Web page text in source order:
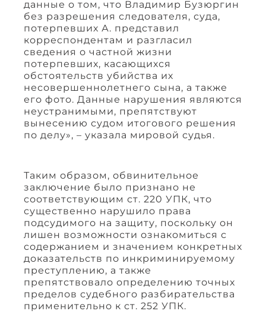
данные о том, что Владимир Бузюргин
без разрешения следователя, суда,
потерпевших А. представил
корреспондентам и разгласил
сведения о частной жизни
потерпевших, касающихся
обстоятельств убийства их
несовершеннолетнего сына, а также
его фото. Данные нарушения являются
неустранимыми, препятствуют
вынесению судом итогового решения
по делу», – указала мировой судья.
Таким образом, обвинительное
заключение было признано не
соответствующим ст. 220 УПК, что
существенно нарушило права
подсудимого на защиту, поскольку он
лишен возможности ознакомиться с
содержанием и значением конкретных
доказательств по инкриминируемому
преступлению, а также
препятствовало определению точных
пределов судебного разбирательства
применительно к ст. 252 УПК.